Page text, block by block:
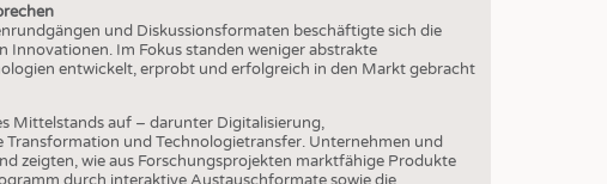
und Diskussionsformaten beschäftigte sich die
Im Fokus standen weniger abstrakte
entwickelt, erprobt und erfolgreich in den Markt gebracht
Mittelstands auf – darunter Digitalisierung,
und Technologietransfer. Unternehmen und
zeigten, wie aus Forschungsprojekten marktfähige Produkte